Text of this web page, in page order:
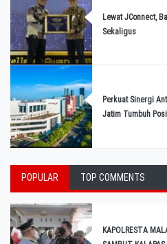
Lewat JConnect,
Sekaligus
Perkuat Sinergi
Jatim Tumbuh
POPULAR TOP COMMENTS
KAPOLRESTA